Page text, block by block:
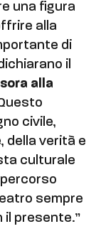
una figura
alla
di
il
alla
civile,
della verità e
culturale
sempre
il presente.”